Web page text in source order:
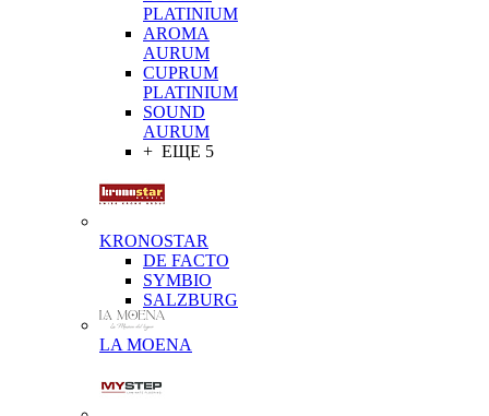
PLATINIUM
AROMA
AURUM
CUPRUM
PLATINIUM
SOUND
AURUM
+ ЕЩЕ 5
KRONOSTAR
DE FACTO
SYMBIO
SALZBURG
LA MOENA